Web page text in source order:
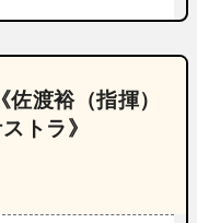
渡裕（指揮）
トラ》